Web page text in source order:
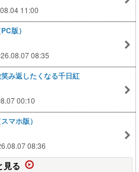
11:00
版）
08:35
み返したくなる千日紅
00:10
マホ版）
08:36
見る